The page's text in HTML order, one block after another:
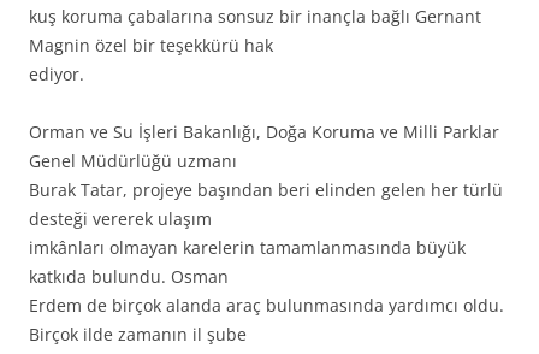
kuş koruma çabalarına sonsuz bir inançla bağlı Gernant
Magnin özel bir teşekkürü hak
ediyor.
Orman ve Su İşleri Bakanlığı, Doğa Koruma ve Milli Parklar
Genel Müdürlüğü uzmanı
Burak Tatar, projeye başından beri elinden gelen her türlü
desteği vererek ulaşım
imkânları olmayan karelerin tamamlanmasında büyük
katkıda bulundu. Osman
Erdem de birçok alanda araç bulunmasında yardımcı oldu.
Birçok ilde zamanın il şube